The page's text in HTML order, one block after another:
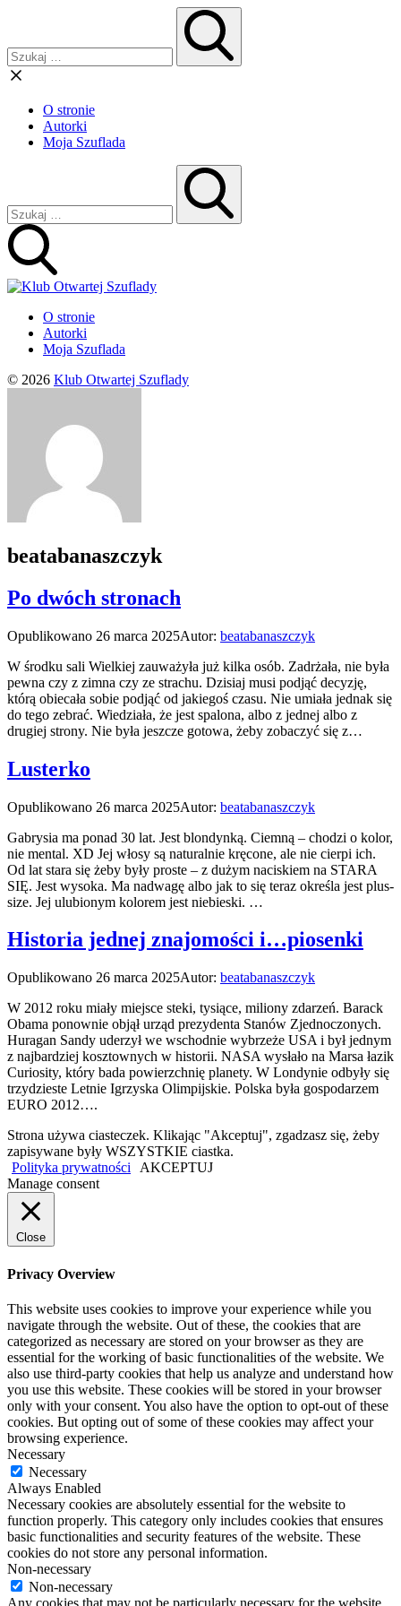
O stronie
Autorki
Moja Szuflada
O stronie
Autorki
Moja Szuflada
© 2026 Klub Otwartej Szuflady
beatabanaszczyk
Po dwóch stronach
Opublikowano 26 marca 2025Autor: beatabanaszczyk
W środku sali Wielkiej zauważyła już kilka osób. Zadrżała, nie była
pewna czy z zimna czy ze strachu. Dzisiaj musi podjąć decyzję,
którą obiecała sobie podjąć od jakiegoś czasu. Nie umiała jednak się
do tego zebrać. Wiedziała, że jest spalona, albo z jednej albo z
drugiej strony. Nie była jeszcze gotowa, żeby zobaczyć się z…
Lusterko
Opublikowano 26 marca 2025Autor: beatabanaszczyk
Gabrysia ma ponad 30 lat. Jest blondynką. Ciemną – chodzi o kolor,
nie mental. XD Jej włosy są naturalnie kręcone, ale nie cierpi ich.
Od lat stara się żeby były proste – z dużym naciskiem na STARA
SIĘ. Jest wysoka. Ma nadwagę albo jak to się teraz określa jest plus-
size. Jej ulubionym kolorem jest niebieski. …
Historia jednej znajomości i…piosenki
Opublikowano 26 marca 2025Autor: beatabanaszczyk
W 2012 roku miały miejsce steki, tysiące, miliony zdarzeń. Barack
Obama ponownie objął urząd prezydenta Stanów Zjednoczonych.
Huragan Sandy uderzył we wschodnie wybrzeże USA i był jednym
z najbardziej kosztownych w historii. NASA wysłało na Marsa łazik
Curiosity, który bada powierzchnię planety. W Londynie odbyły się
trzydzieste Letnie Igrzyska Olimpijskie. Polska była gospodarzem
EURO 2012….
Strona używa ciasteczek. Klikając "Akceptuj", zgadzasz się, żeby
zapisywane były WSZYSTKIE ciastka.
Polityka prywatności
AKCEPTUJ
Manage consent
Close
Privacy Overview
This website uses cookies to improve your experience while you
navigate through the website. Out of these, the cookies that are
categorized as necessary are stored on your browser as they are
essential for the working of basic functionalities of the website. We
also use third-party cookies that help us analyze and understand how
you use this website. These cookies will be stored in your browser
only with your consent. You also have the option to opt-out of these
cookies. But opting out of some of these cookies may affect your
browsing experience.
Necessary
Necessary
Always Enabled
Necessary cookies are absolutely essential for the website to
function properly. This category only includes cookies that ensures
basic functionalities and security features of the website. These
cookies do not store any personal information.
Non-necessary
Non-necessary
Any cookies that may not be particularly necessary for the website